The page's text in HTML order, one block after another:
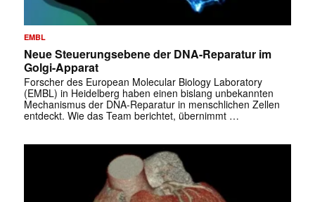
EMBL
Neue Steuerungsebene der DNA-Reparatur im
Golgi-Apparat
Forscher des European Molecular Biology Laboratory
(EMBL) in Heidelberg haben einen bislang unbekannten
Mechanismus der DNA-Reparatur in menschlichen Zellen
entdeckt. Wie das Team berichtet, übernimmt …